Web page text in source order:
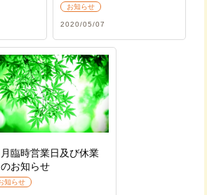
お知らせ
2020/05/07
月臨時営業日及び休業
のお知らせ
知らせ